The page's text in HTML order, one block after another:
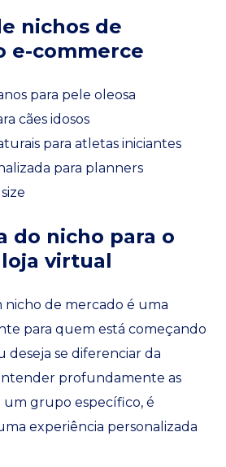
nichos de
e-commerce
para pele oleosa
cães idosos
para atletas iniciantes
para planners
do nicho para o
virtual
nicho de mercado é uma
para quem está começando
deseja se diferenciar da
profundamente as
um grupo específico, é
experiência personalizada